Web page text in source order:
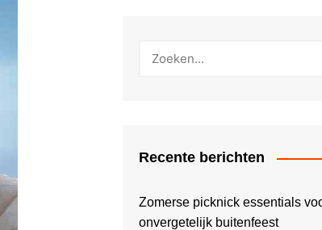
Recente berichten
Zomerse picknick essentials
onvergetelijk buitenfeest